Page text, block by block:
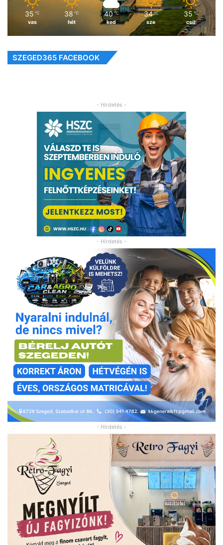
35 ℃
vas
38 ℃
hét
40 ℃
ked
34 ℃
sze
35 ℃
csü
SZEGED365 FACEBOOK
- Hirdetés -
- Hirdetés -
- Hirdetés -